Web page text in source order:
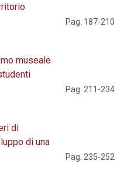
Pag. 187-210
museale
Pag. 211-234
di
di una
Pag. 235-252